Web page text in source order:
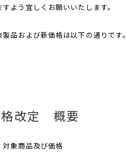
すよう宜しくお願いいたします。
製品および新価格は以下の通りです。
改定 概要
対象商品及び価格